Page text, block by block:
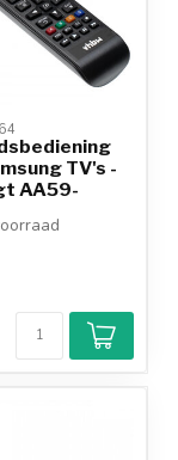
TV's -
AA59-